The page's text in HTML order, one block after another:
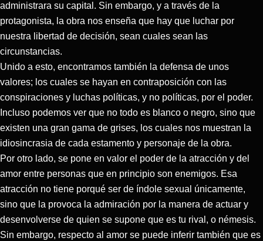
administrara su capital. Sin embargo, y a través de la
protagonista, la obra nos enseña que hay que luchar por
nuestra libertad de decisión, sean cuales sean las
circunstancias.
Unido a esto, encontramos también la defensa de unos
valores; los cuales se hayan en contraposición con las
conspiraciones y luchas políticas, y no políticas, por el poder.
Incluso podemos ver que no todo es blanco o negro, sino que
existen una gran gama de grises, los cuales nos muestran la
idiosincrasia de cada estamento y personaje de la obra.
Por otro lado, se pone en valor el poder de la atracción y del
amor entre personas que en principio son enemigos. Esa
atracción no tiene porqué ser de índole sexual únicamente,
sino que la provoca la admiración por la manera de actuar y
desenvolverse de quien se supone que es tu rival, o némesis.
Sin embargo, respecto al amor se puede inferir también que es